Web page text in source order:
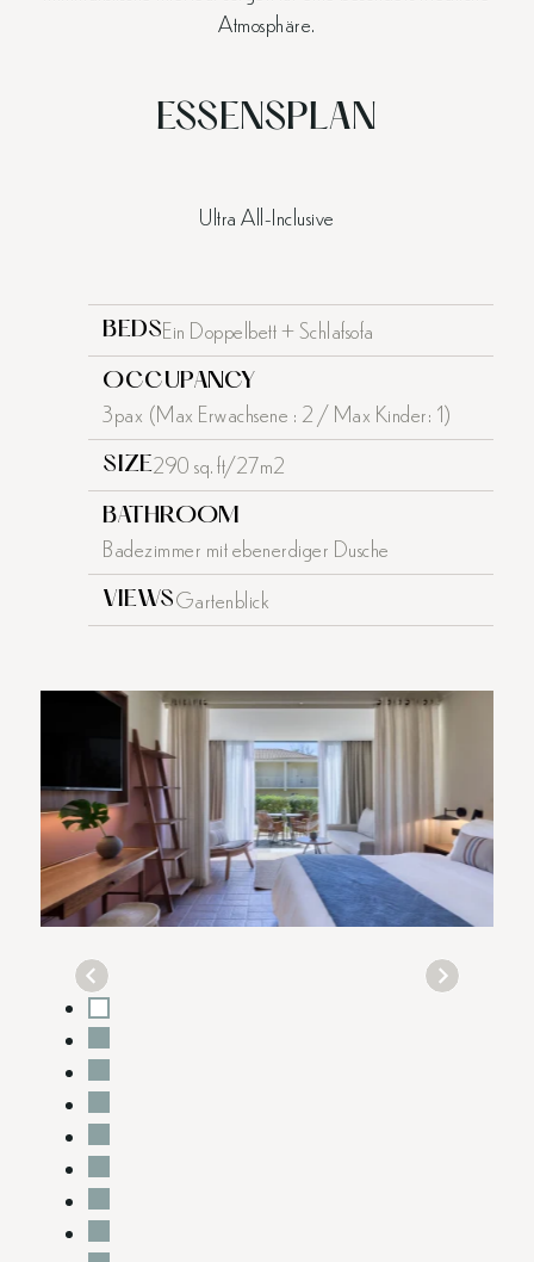
Atmosphäre.
ESSENSPLAN
Ultra All-Inclusive
BEDSEin Doppelbett + Schlafsofa
OCCUPANCY
3pax (Max Erwachsene : 2 / Max Kinder: 1)
SIZE290 sq. ft/27m2
BATHROOM
Badezimmer mit ebenerdiger Dusche
VIEWSGartenblick